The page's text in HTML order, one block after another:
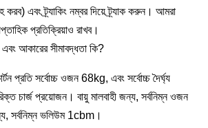
এবং ট্র্যাকিং নম্বর দিয়ে ট্র্যাক করুন। আমরা
প্রতিক্রিয়াও রাখব।
আকারের সীমাবদ্ধতা কি?
প্রতি সর্বোচ্চ ওজন 68kg, এবং সর্বোচ্চ দৈর্ঘ্য
চার্জ প্রয়োজন। বায়ু মালবাহী জন্য, সর্বনিম্ন ওজন
সর্বনিম্ন ভলিউম 1cbm।